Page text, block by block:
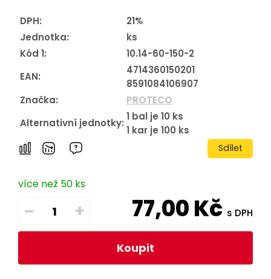
DPH:
21%
Jednotka:
ks
Kód 1:
10.14-60-150-2
EAN:
4714360150201
8591084106907
Značka:
PROTECO
Alternativní jednotky:
1 bal je 10 ks
1 kar je 100 ks
Sdílet
více než 50 ks
– + 77,00Kč s DPH
Koupit